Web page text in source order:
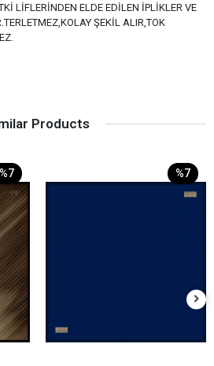
LİFLERİNDEN ELDE EDİLEN İPLİKLER VE
ŞEKİL ALIR,TOK
Products
%7 %7